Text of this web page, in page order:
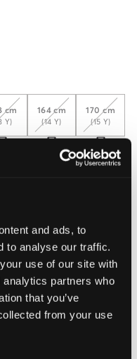
and ads, to
to analyse our traffic.
use of our site with
partners who
that you’ve
from your use
cm
Y)
164 cm
(14 Y)
170 cm
(15 Y)
Stor